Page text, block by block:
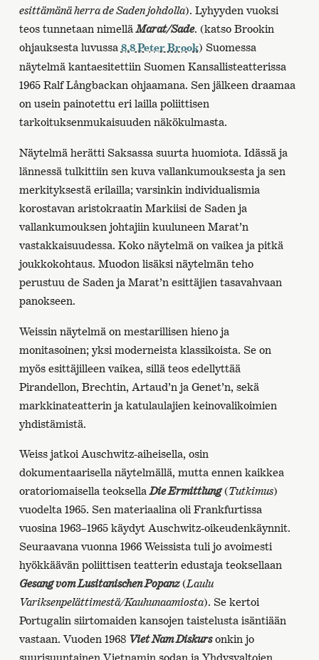
esittämänä herra de Saden johdolla). Lyhyyden vuoksi
teos tunnetaan nimelläMarat/Sade. (katso Brookin
ohjauksesta luvussa 8.8 Peter Brook) Suomessa
näytelmä kantaesitettiin Suomen Kansallisteatterissa
1965 Ralf Långbackan ohjaamana. Sen jälkeen draamaa
on usein painotettu eri lailla poliittisen
tarkoituksenmukaisuuden näkökulmasta.
Näytelmä herätti Saksassa suurta huomiota. Idässä ja
lännessä tulkittiin sen kuva vallankumouksesta ja sen
merkityksestä erilailla; varsinkin individualismia
korostavan aristokraatin Markiisi de Saden ja
vallankumouksen johtajiin kuuluneen Marat’n
vastakkaisuudessa. Koko näytelmä on vaikea ja pitkä
joukkokohtaus. Muodon lisäksi näytelmän teho
perustuu de Saden ja Marat’n esittäjien tasavahvaan
panokseen.
Weissin näytelmä on mestarillisen hieno ja
monitasoinen; yksi moderneista klassikoista. Se on
myös esittäjilleen vaikea, sillä teos edellyttää
Pirandellon, Brechtin, Artaud’n ja Genet’n, sekä
markkinateatterin ja katulaulajien keinovalikoimien
yhdistämistä.
Weiss jatkoi Auschwitz-aiheisella, osin
dokumentaarisella näytelmällä, mutta ennen kaikkea
oratoriomaisella teoksellaDie Ermittlung(Tutkimus)
vuodelta 1965. Sen materiaalina oli Frankfurtissa
vuosina 1963–1965 käydyt Auschwitz-oikeudenkäynnit.
Seuraavana vuonna 1966 Weissista tuli jo avoimesti
hyökkäävän poliittisen teatterin edustaja teoksellaan
Gesang vom Lusitanischen Popanz(Laulu
Variksenpelättimestä/Kauhunaamiosta). Se kertoi
Portugalin siirtomaiden kansojen taistelusta isäntiään
vastaan. Vuoden 1968 Viet Nam Diskursonkin jo
suurisuuntainen Vietnamin sodan ja Yhdysvaltojen